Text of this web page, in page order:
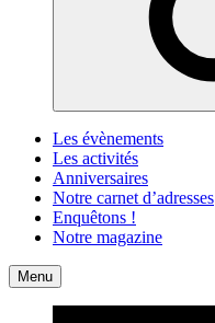
Les évènements
Les activités
Anniversaires
Notre carnet d’adresses
Enquêtons !
Notre magazine
Accueil
Menu Contact